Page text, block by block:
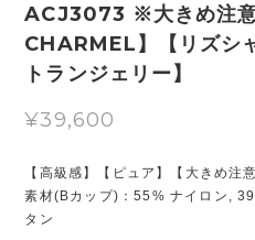
ACJ3073 ※大きめ注
CHARMEL】【リズシ
トランジェリー】
¥39,600
【高級感】【ピュア】【大きめ注意
素材(Bカップ)：55% ナイロン,
タン